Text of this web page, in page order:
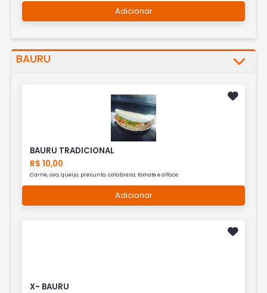
Adicionar
BAURU
BAURU TRADICIONAL
R$ 10,00
Carne, ovo, queijo, presunto, calabresa, tomate e alface
Adicionar
X- BAURU